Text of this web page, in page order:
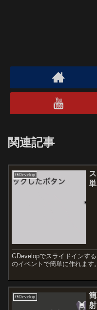
関連記事
GDevelop
GDevelopでスライドインす
のイベントで簡単に作れます。
GDevelop